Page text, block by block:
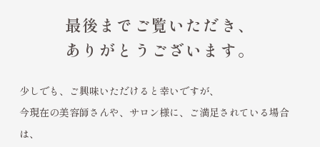
最後までご覧いただき、
ありがとうございます。
少しでも、ご興味いただけると幸いですが、
今現在の美容師さんや、サロン様に、ご満足されている場合
は、